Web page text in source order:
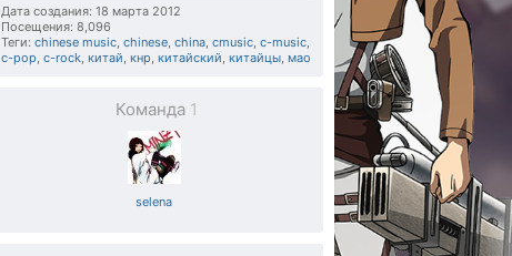
Дата создания: 18 марта 2012
Посещения: 8,096
Теги: chinese music, chinese, china, cmusic, c-music,
c-pop, c-rock, китай, кнр, китайский, китайцы, мао
Команда 1
selena